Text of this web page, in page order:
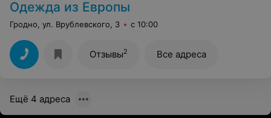
Одежда из Европы
Гродно, ул. Врублевского, 3 с 10:00
Отзывы2 Все адреса
Ещё 4 адреса